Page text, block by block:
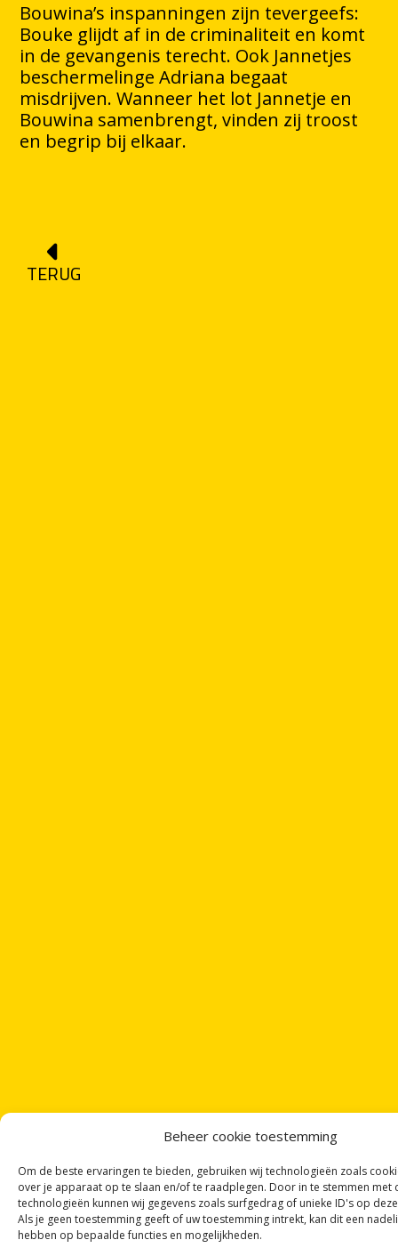
Beheer cookie toestemming
Om de beste ervaringen te bieden, gebruiken wij technologieën zoals
over je apparaat op te slaan en/of te raadplegen. Door in te stemmen met
technologieën kunnen wij gegevens zoals surfgedrag of unieke ID's op
Als je geen toestemming geeft of uw toestemming intrekt, kan dit een
hebben op bepaalde functies en mogelijkheden.
Bouwina’s inspanningen zijn tevergeefs:
Bouke glijdt af in de criminaliteit en komt
in de gevangenis terecht. Ook Jannetjes
beschermelinge Adriana begaat
misdrijven. Wanneer het lot Jannetje en
Bouwina samenbrengt, vinden zij troost
en begrip bij elkaar.
TERUG